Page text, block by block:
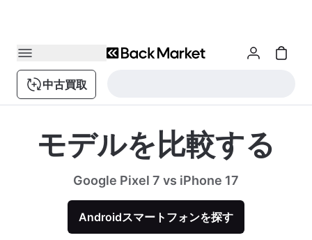
中古買取
モデルを比較する
Google Pixel 7 vs iPhone 17
Androidスマートフォンを探す